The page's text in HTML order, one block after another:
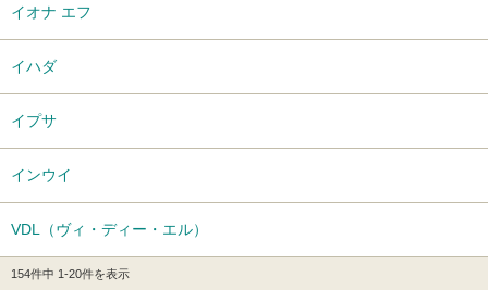
イオナ エフ
イハダ
イプサ
インウイ
VDL（ヴィ・ディー・エル）
154件中 1-20件を表示